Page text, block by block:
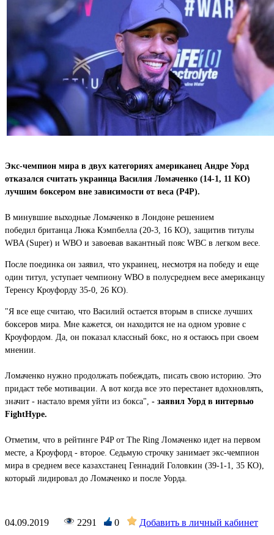
Экс-чемпион мира в двух категориях американец Андре Уорд
отказался считать украинца Василия Ломаченко (14-1, 11 КО)
лучшим боксером вне зависимости от веса (P4P).
В минувшие выходные Ломаченко в Лондоне решением
победил британца Люка Кэмпбелла (20-3, 16 КО), защитив титулы
WBA (Super) и WBO и завоевав вакантный пояс WBC в легком весе.
После поединка он заявил, что украинец, несмотря на победу и еще
один титул, уступает чемпиону WBO в полусреднем весе американцу
Теренсу Кроуфорду 35-0, 26 КО).
"Я все еще считаю, что Василий остается вторым в списке лучших
боксеров мира. Мне кажется, он находится не на одном уровне с
Кроуфордом. Да, он показал классный бокс, но я остаюсь при своем
мнении.
Ломаченко нужно продолжать побеждать, писать свою историю. Это
придаст тебе мотивации. А вот когда все это перестанет вдохновлять,
значит - настало время уйти из бокса", - заявил Уорд в интервью
FightHype.
Отметим, что в рейтинге P4P от The Ring Ломаченко идет на первом
месте, а Кроуфорд - второе. Седьмую строчку занимает экс-чемпион
мира в среднем весе казахстанец Геннадий Головкин (39-1-1, 35 КО),
который лидировал до Ломаченко и после Уорда.
04.09.2019 2291 0 Добавить в личный кабинет